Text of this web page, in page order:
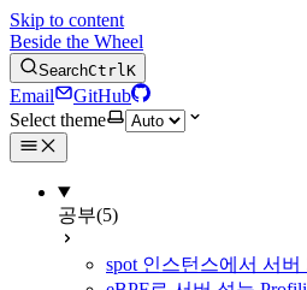
Skip to content
Beside the Wheel
SearchCtrlK
Email
GitHub
Select theme
공부(5)
spot 인스턴스에서 서버